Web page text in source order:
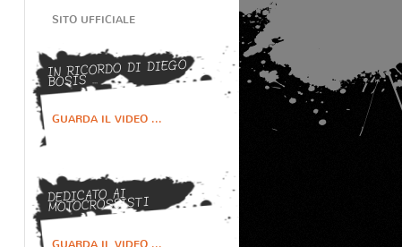
SITO UFFICIALE
IN RICORDO DI DIEGO
BOSIS ...
GUARDA IL VIDEO ...
DEDICATO AI
MOTOCROSSISTI